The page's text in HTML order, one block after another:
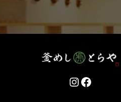
Instagram